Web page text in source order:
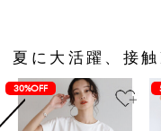
夏に大活躍、接
30%OFF